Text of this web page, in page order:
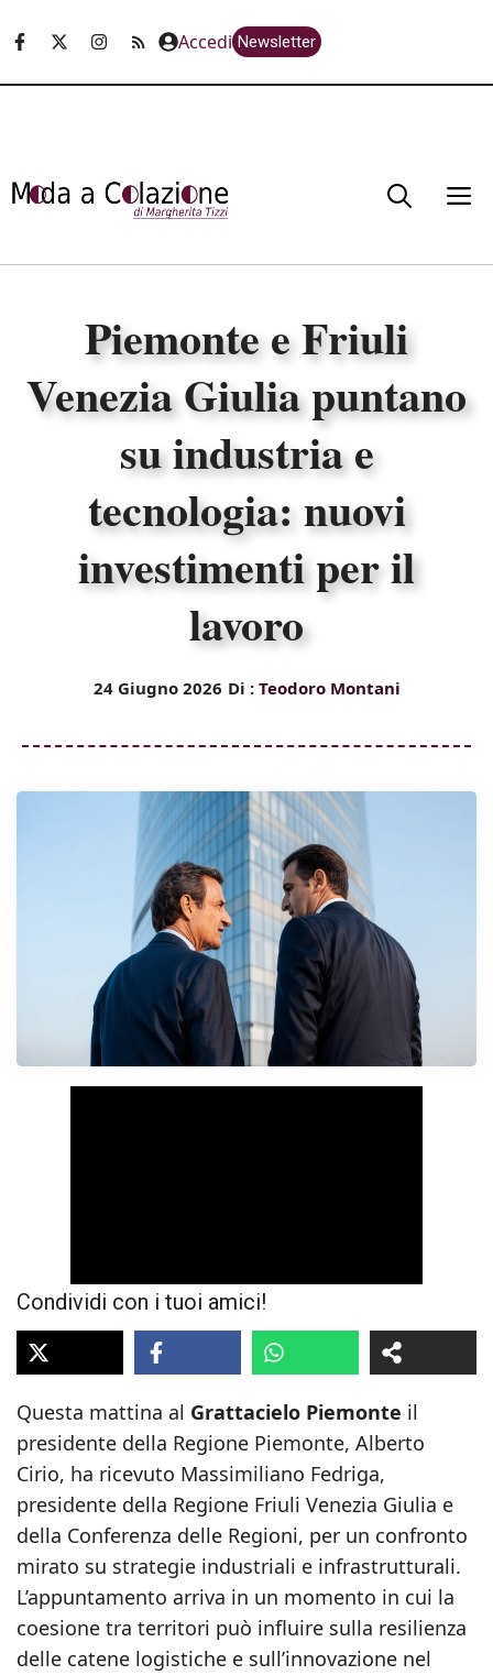
Accedi Newsletter
Piemonte e Friuli
Venezia Giulia puntano
su industria e
tecnologia: nuovi
investimenti per il
lavoro
24 Giugno 2026 Di : Teodoro Montani
Condividi con i tuoi amici!
Questa mattina al Grattacielo Piemonte il
presidente della Regione Piemonte, Alberto
Cirio, ha ricevuto Massimiliano Fedriga,
presidente della Regione Friuli Venezia Giulia e
della Conferenza delle Regioni, per un confronto
mirato su strategie industriali e infrastrutturali.
L’appuntamento arriva in un momento in cui la
coesione tra territori può influire sulla resilienza
delle catene logistiche e sull’innovazione nel